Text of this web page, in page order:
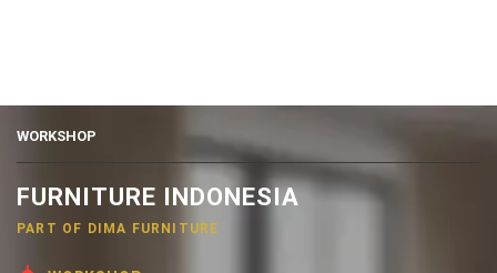
WORKSHOP
FURNITURE INDONESIA
PART OF DIMA FURNITURE